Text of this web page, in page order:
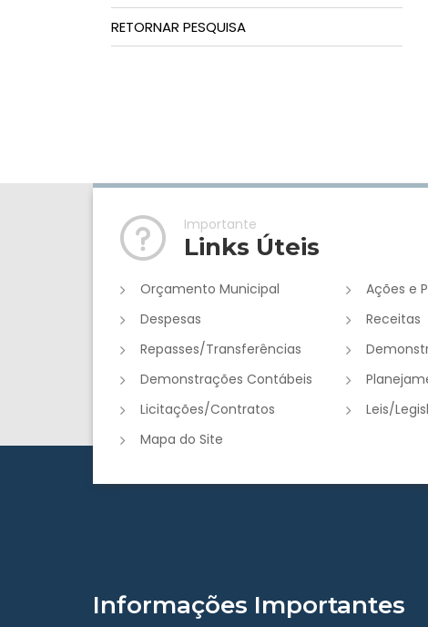
RETORNAR PESQUISA
Importante
Links Úteis
Orçamento Municipal
Ações e
Despesas
Receitas
Repasses/Transferências
Demonstrações Contábeis
Licitações/Contratos
Leis/
Mapa do Site
Informações Importantes